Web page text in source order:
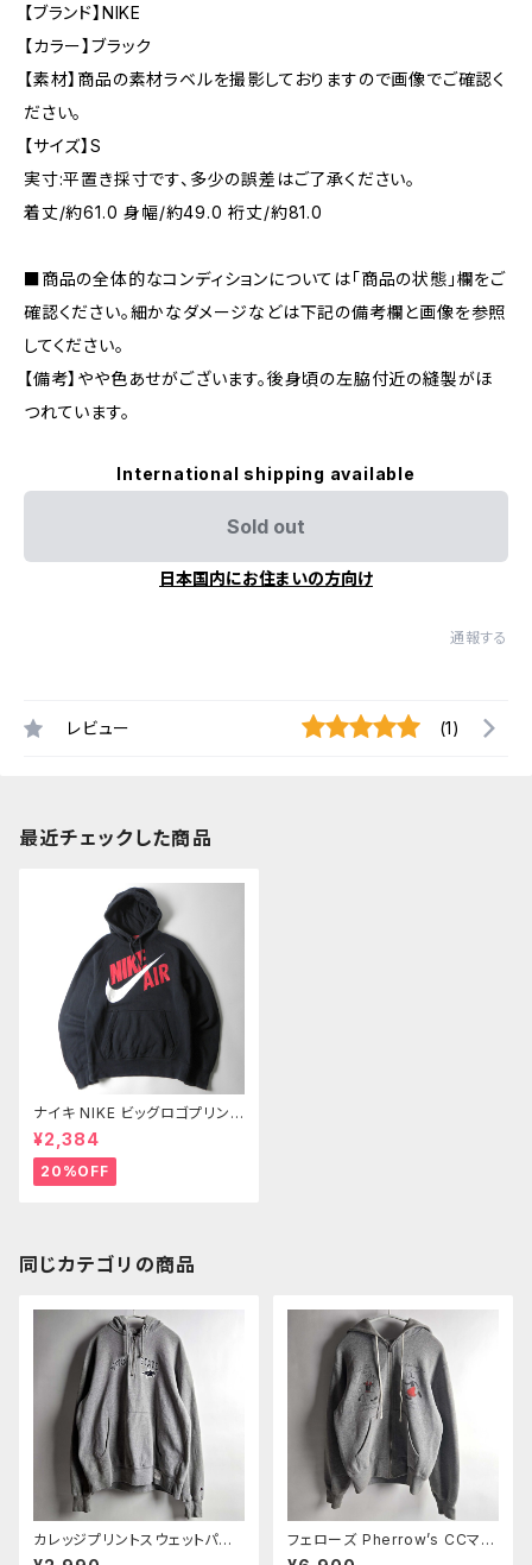
【ブランド】NIKE
【カラー】ブラック
【素材】商品の素材ラベルを撮影しておりますので画像でご確認く
ださい。
【サイズ】S
実寸:平置き採寸です、多少の誤差はご了承ください。
着丈/約61.0 身幅/約49.0 裄丈/約81.0
■商品の全体的なコンディションについては「商品の状態」欄をご
確認ください。細かなダメージなどは下記の備考欄と画像を参照
してください。
【備考】やや色あせがございます。後身頃の左脇付近の縫製がほ
つれています。
International shipping available
Sold out
日本国内にお住まいの方向け
通報する
レビュー (1)
最近チェックした商品
ナイキ NIKE ビッグロゴプリント
スウェットパーカー プルオーバ
ー スウッシュ AIR エア 裏起毛
スポーツにも S ブラック
¥2,384
20%OFF
同じカテゴリの商品
カレッジプリントスウェットパー
カー チャンピオン Champion×
フェローズ Pherrow’s CCマス
ターズ ポパイ×オリーブプリント